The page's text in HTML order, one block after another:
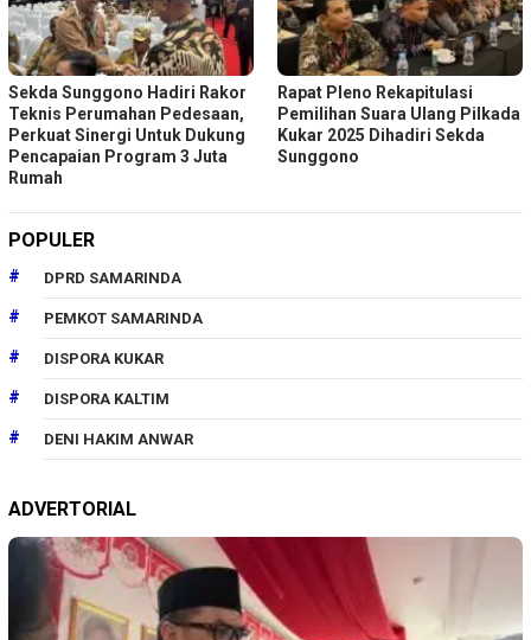
Sekda Sunggono Hadiri Rakor
Teknis Perumahan Pedesaan,
Perkuat Sinergi Untuk Dukung
Pencapaian Program 3 Juta
Rumah
Rapat Pleno Rekapitulasi
Pemilihan Suara Ulang Pilkada
Kukar 2025 Dihadiri Sekda
Sunggono
POPULER
DPRD SAMARINDA
PEMKOT SAMARINDA
DISPORA KUKAR
DISPORA KALTIM
DENI HAKIM ANWAR
ADVERTORIAL